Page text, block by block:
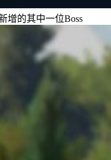
增的其中一位Boss